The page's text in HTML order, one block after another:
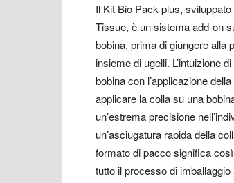
Il Kit Bio Pack plus,
Tissue, è un sistema add-on
bobina, prima di giungere alla
insieme di ugelli. L’intuizione
bobina con l’applicazione
applicare la colla su una
un’estrema precisione
un’asciugatura rapida della
formato di pacco significa
tutto il processo di imballaggio